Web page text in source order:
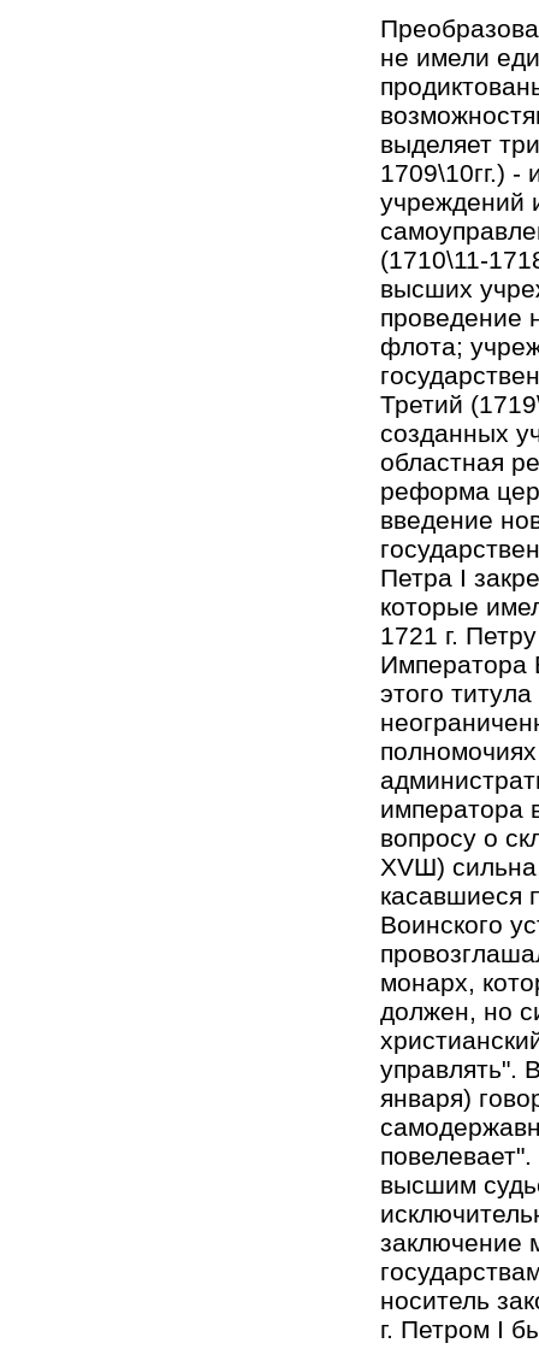
не имели
выделяет
1709\10гг.) -
учреждений
(1710\11-
высших
проведение
флота;
Третий
созданных
областная
реформа
введение
Петра I
которые
1721 г.
Императора
этого
императора
вопросу о
ХVШ)
касавшиеся
Воинского
монарх,
должен, но
управлять".
января)
высшим
заключение
носитель
г. Петром I